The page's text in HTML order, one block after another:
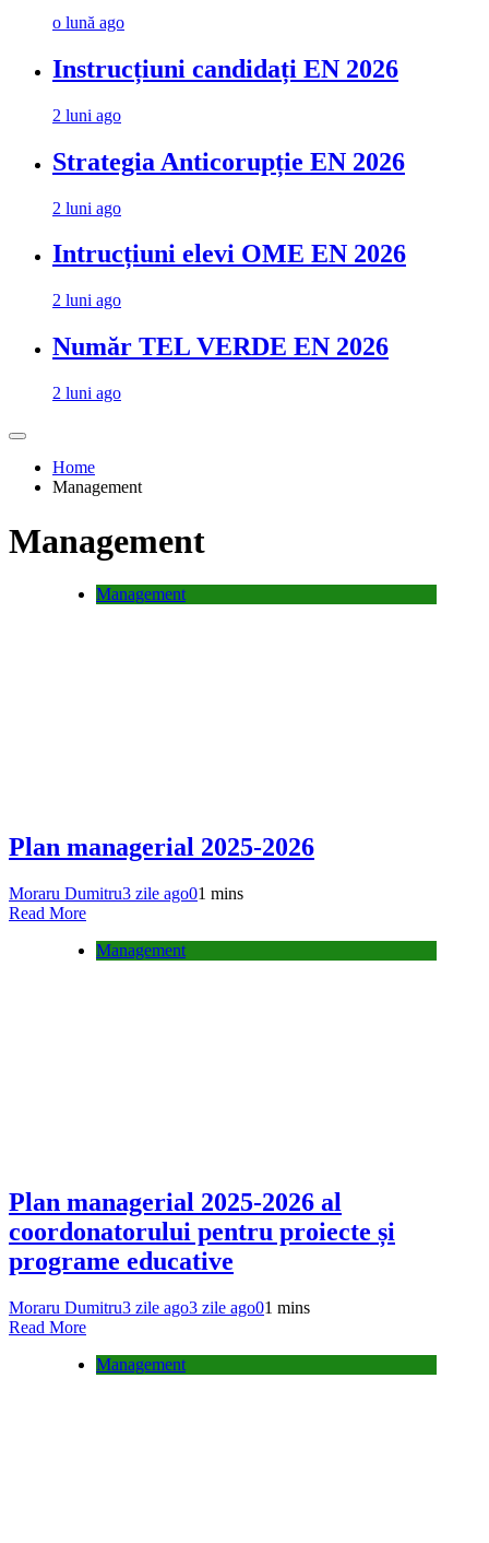
o lună ago
Instrucțiuni candidați EN 2026
2 luni ago
Strategia Anticorupție EN 2026
2 luni ago
Intrucțiuni elevi OME EN 2026
2 luni ago
Număr TEL VERDE EN 2026
2 luni ago
Home
Management
Management
Management
Plan managerial 2025-2026
Moraru Dumitru3 zile ago01 mins
Read More
Management
Plan managerial 2025-2026 al
coordonatorului pentru proiecte și
programe educative
Moraru Dumitru3 zile ago3 zile ago01 mins
Read More
Management